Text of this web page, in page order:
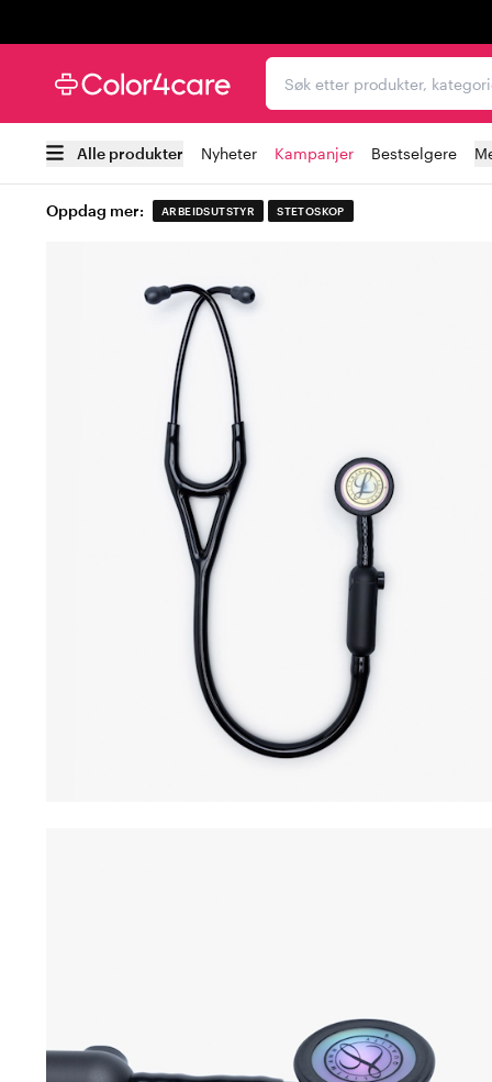
Søk etter produkter,
Alle produkter Nyheter Kampanjer Bestselgere
Oppdag mer: ARBEIDSUTSTYR STETOSKOP